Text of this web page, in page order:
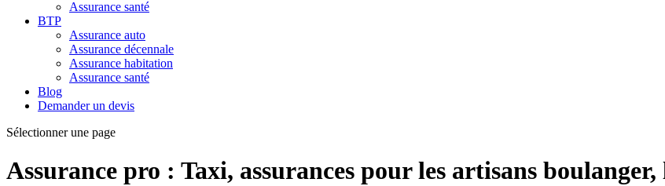
Assurance santé
BTP
Assurance auto
Assurance décennale
Assurance habitation
Assurance santé
Blog
Demander un devis
Sélectionner une page
Assurance pro : Taxi, assurances pour les artisans